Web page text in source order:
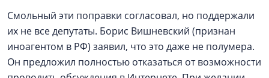
Смольный эти поправки согласовал, но поддержали
их не все депутаты. Борис Вишневский (признан
иноагентом в РФ) заявил, что это даже не полумера.
Он предложил полностью отказаться от возможности